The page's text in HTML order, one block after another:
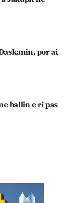
por ai
hallin e ri pas